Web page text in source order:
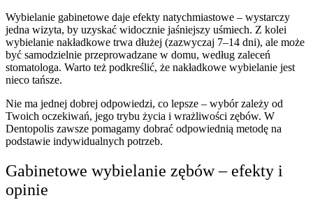
Wybielanie gabinetowe daje efekty natychmiastowe – wystarczy
jedna wizyta, by uzyskać widocznie jaśniejszy uśmiech. Z kolei
wybielanie nakładkowe trwa dłużej (zazwyczaj 7–14 dni), ale może
być samodzielnie przeprowadzane w domu, według zaleceń
stomatologa. Warto też podkreślić, że nakładkowe wybielanie jest
nieco tańsze.
Nie ma jednej dobrej odpowiedzi, co lepsze – wybór zależy od
Twoich oczekiwań, jego trybu życia i wrażliwości zębów. W
Dentopolis zawsze pomagamy dobrać odpowiednią metodę na
podstawie indywidualnych potrzeb.
Gabinetowe wybielanie zębów – efekty i
opinie